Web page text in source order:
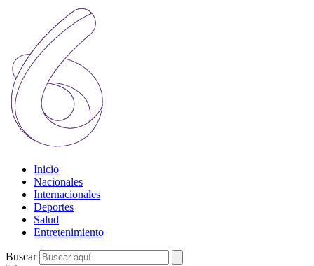
Inicio
Nacionales
Internacionales
Deportes
Salud
Entretenimiento
Buscar